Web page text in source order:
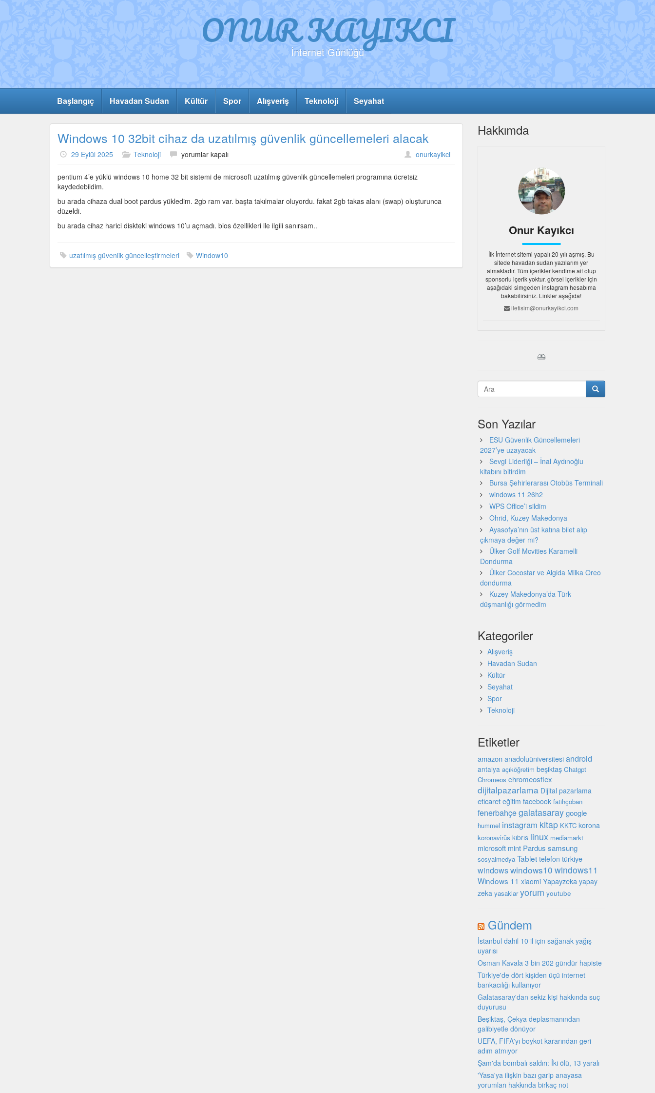
ONUR KAYIKCI
İnternet Günlüğü
Başlangıç Havadan Sudan Kültür Spor Alışveriş Teknoloji Seyahat
Windows 10 32bit cihaz da uzatılmış güvenlik güncellemeleri alacak
29 Eylül 2025 Teknoloji
Windows
32bit
uzatılmış
güncellemeleri
alacak
yorumlar kapalı onurkayikci
pentium 4’e yüklü windows 10 home 32 bit sistemi de microsoft uzatılmış güvenlik güncellemeleri programına ücretsiz
kaydedebildim.
bu arada cihaza dual boot pardus yükledim. 2gb ram var. başta takılmalar oluyordu. fakat 2gb takas alanı (swap) oluşturunca
düzeldi.
bu arada cihaz harici diskteki windows 10’u açmadı. bios özellikleri ile ilgili sanırsam..
uzatılmış güvenlik güncelleştirmeleri Window10
Hakkımda
Onur Kayıkcı
İlk İnternet sitemi yapalı 20 yılı aşmış. Bu
sitede havadan sudan yazılarım yer
almaktadır. Tüm içerikler kendime ait olup
sponsorlu içerik yoktur. görsel içerikler için
aşağıdaki simgeden instagram hesabıma
bakabilirsiniz. Linkler aşağıda!
iletisim@onurkayikci.com
Son Yazılar
ESU Güvenlik Güncellemeleri
2027’ye uzayacak
Sevgi Liderliği – İnal Aydınoğlu
kitabını bitirdim
Bursa Şehirlerarası Otobüs Terminali
windows 11 26h2
WPS Office’i sildim
Ohrid, Kuzey Makedonya
Ayasofya’nın üst katına bilet alıp
çıkmaya değer mi?
Ülker Golf Mcvities Karamelli
Dondurma
Ülker Cocostar ve Algida Milka Oreo
dondurma
Kuzey Makedonya’da Türk
düşmanlığı görmedim
Kategoriler
Alışveriş
Havadan Sudan
Kültür
Seyahat
Spor
Teknoloji
Etiketler
amazon anadoluüniversitesi android
antalya açıköğretim beşiktaş Chatgpt
Chromeos chromeosflex
dijitalpazarlama Dijital pazarlama
eticaret eğitim facebook fatihçoban
fenerbahçegalatasaray google
hummel instagram kitap KKTC korona
koronavirüs kıbrıs linux mediamarkt
microsoft mint Pardus samsung
sosyalmedya Tablet telefon türkiye
windowswindows10 windows11
Windows 11 xiaomi Yapayzeka yapay
zeka yasaklar yorum youtube
Gündem
İstanbul dahil 10 il için sağanak yağış
uyarısı
Osman Kavala 3 bin 202 gündür hapiste
Türkiye'de dört kişiden üçü internet
bankacılığı kullanıyor
Galatasaray'dan sekiz kişi hakkında suç
duyurusu
Beşiktaş, Çekya deplasmanından
galibiyetle dönüyor
UEFA, FIFA'yı boykot kararından geri
adım atmıyor
Şam'da bombalı saldırı: İki ölü, 13 yaralı
'Yasa'ya ilişkin bazı garip anayasa
yorumları hakkında birkaç not